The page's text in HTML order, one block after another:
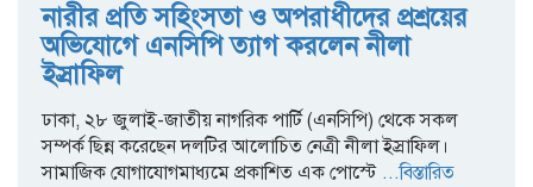
নারীর প্রতি সহিংসতা ও অপরাধীদের প্রশ্রয়ের
অভিযোগে এনসিপি ত্যাগ করলেন নীলা
ইস্রাফিল
ঢাকা, ২৮ জুলাই-জাতীয় নাগরিক পার্টি (এনসিপি) থেকে সকল
সম্পর্ক ছিন্ন করেছেন দলটির আলোচিত নেত্রী নীলা ইস্রাফিল।
সামাজিক যোগাযোগমাধ্যমে প্রকাশিত এক পোস্টে ...বিস্তারিত